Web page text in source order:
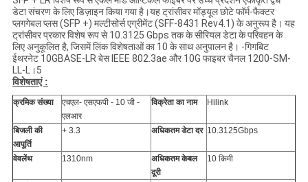
डेटा संचरण के लिए डिज़ाइन किया गया है।यह ट्रांसीवर मॉड्यूल छोटे फॉर्म-फैक्टर
प्लगगेबल प्लस (SFP +) मल्टीसोर्स एग्रीमेंट (SFF-8431 Rev4.1) के अनुरूप है। यह
ट्रांसीवर प्रकार विशेष रूप से 10.3125 Gbps तक के सीरियल डेटा के परिवहन के
लिए अनुकूलित है, जिसमें लिंक विशेषताओं का 10 के साथ अनुपालन है। -गिगबिट
ईथरनेट 10GBASE-LR बेस IEEE 802.3ae और 10G फाइबर चैनल 1200-SM-
LL-L।5
विशेषताएं :
क्रमिक संख्या
एचएल- एसएफपी - 10 जी -
एलआर
विक्रेता का नाम Hilink
बिजली की
आपूर्ति
+ 3.3 अधिकतम डेटा दर 10.3125Gbps
वेवलेंथ 1310nm
अधिकतम केबल
दूरी
10 किमी